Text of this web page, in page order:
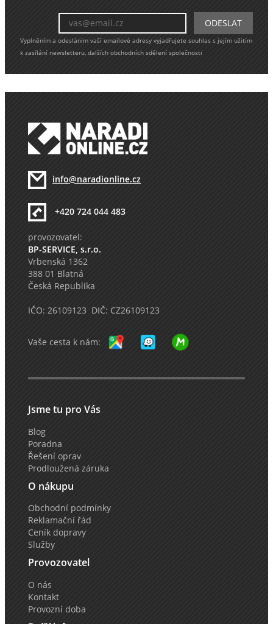
Vyplněním a odesláním vaší emailové adresy vyjadřujete souhlas s jejím užitím
k zasílání newsletteru, dalších obchodních sdělení společnosti
info@naradionline.cz
+420 724 044 483
provozovatel:
BP-SERVICE, s.r.o.
Vrbenská 1362
388 01 Blatná
Česká Republika
IČO: 26109123 DIČ: CZ26109123
Vaše cesta k nám:
Jsme tu pro Vás
Blog
Poradna
Řešení oprav
Prodloužená záruka
O nákupu
Obchodní podmínky
Reklamační řád
Ceník dopravy
Služby
Provozovatel
O nás
Kontakt
Provozní doba